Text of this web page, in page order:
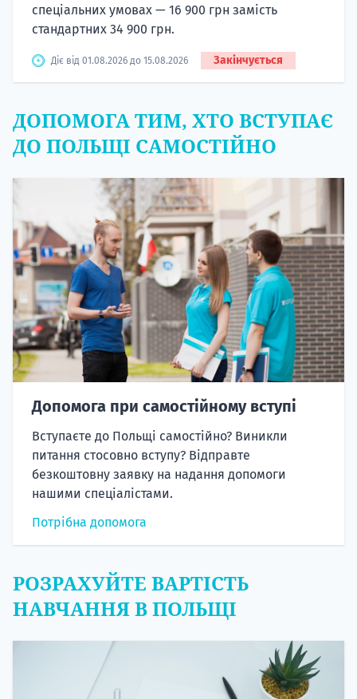
спеціальних умовах — 16 900 грн замість
стандартних 34 900 грн.
Діє від 01.08.2026 до 15.08.2026 Закінчується
ДОПОМОГА ТИМ, ХТО ВСТУПАЄ
ДО ПОЛЬЩІ САМОСТІЙНО
Допомога при самостійному вступі
Вступаєте до Польщі самостійно? Виникли
питання стосовно вступу? Відправте
безкоштовну заявку на надання допомоги
нашими спеціалістами.
Потрібна допомога
РОЗРАХУЙТЕ ВАРТІСТЬ
НАВЧАННЯ В ПОЛЬЩІ